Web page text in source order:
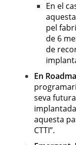
En el
pel
de 6
de
En
seva
aquesta
CTTI”.